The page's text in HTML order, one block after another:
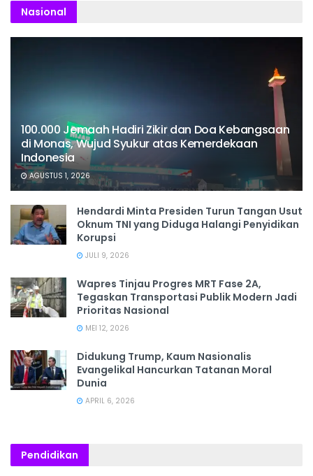
Nasional
100.000 Jemaah Hadiri Zikir dan Doa Kebangsaan
di Monas, Wujud Syukur atas Kemerdekaan
Indonesia
AGUSTUS 1, 2026
Hendardi Minta Presiden Turun Tangan Usut
Oknum TNI yang Diduga Halangi Penyidikan
Korupsi
JULI 9, 2026
Wapres Tinjau Progres MRT Fase 2A,
Tegaskan Transportasi Publik Modern Jadi
Prioritas Nasional
MEI 12, 2026
Didukung Trump, Kaum Nasionalis
Evangelikal Hancurkan Tatanan Moral
Dunia
APRIL 6, 2026
Pendidikan